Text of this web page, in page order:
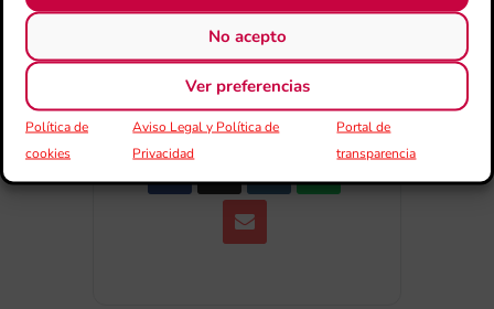
No acepto
Ver preferencias
Política de
cookies
Aviso Legal y Política de
Privacidad
Portal de
transparencia
COMPARTIR ESTE EVENTO